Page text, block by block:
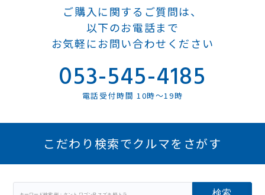
ご購入に関するご質問は、
以下のお電話まで
お気軽にお問い合わせください
053-545-4185
電話受付時間 10時～19時
こだわり検索でクルマをさがす